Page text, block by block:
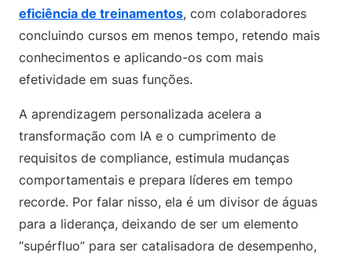
eficiência de treinamentos, com colaboradores
concluindo cursos em menos tempo, retendo mais
conhecimentos e aplicando-os com mais
efetividade em suas funções.
A aprendizagem personalizada acelera a
transformação com IA e o cumprimento de
requisitos de compliance, estimula mudanças
comportamentais e prepara líderes em tempo
recorde. Por falar nisso, ela é um divisor de águas
para a liderança, deixando de ser um elemento
“supérfluo” para ser catalisadora de desempenho,